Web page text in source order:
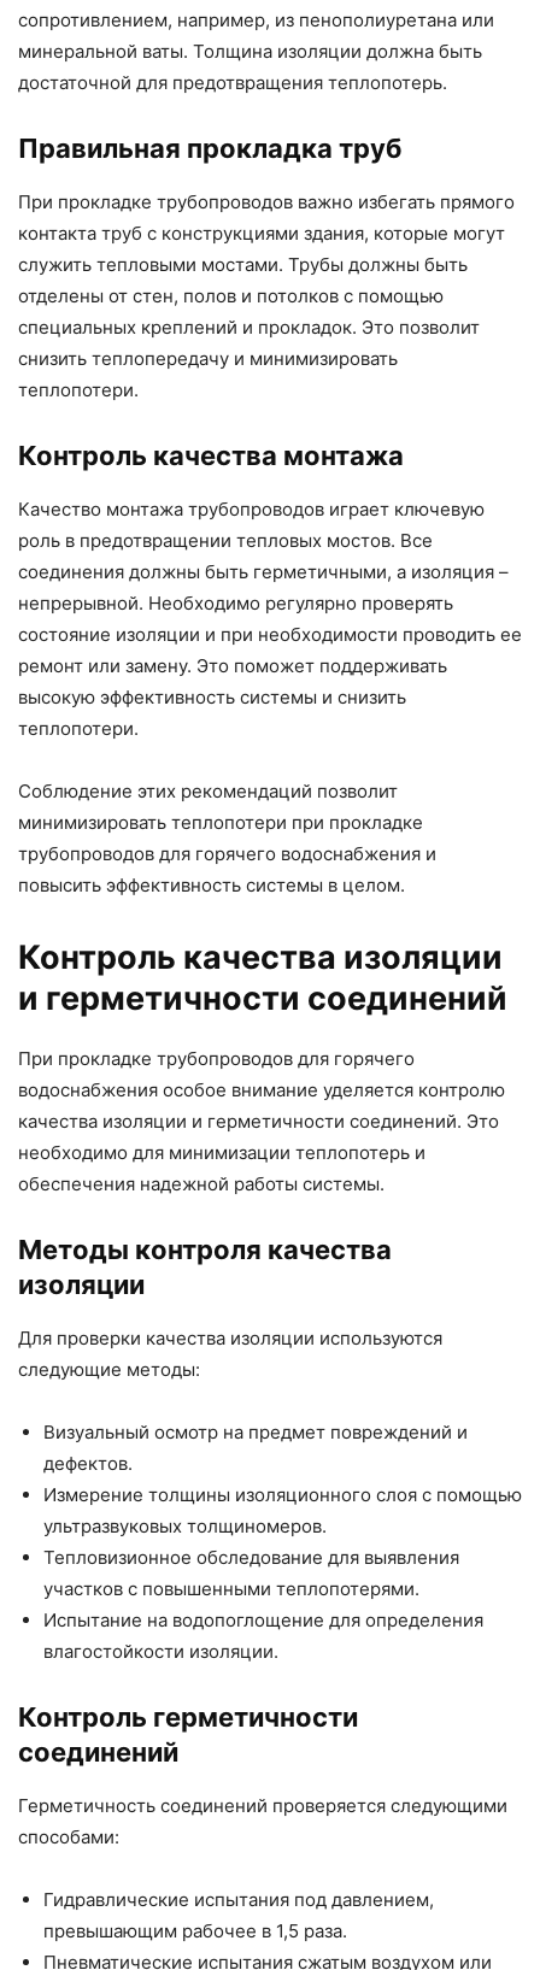
сопротивлением, например, из пенополиуретана или
минеральной ваты. Толщина изоляции должна быть
достаточной для предотвращения теплопотерь.
Правильная прокладка труб
При прокладке трубопроводов важно избегать прямого
контакта труб с конструкциями здания, которые могут
служить тепловыми мостами. Трубы должны быть
отделены от стен, полов и потолков с помощью
специальных креплений и прокладок. Это позволит
снизить теплопередачу и минимизировать
теплопотери.
Контроль качества монтажа
Качество монтажа трубопроводов играет ключевую
роль в предотвращении тепловых мостов. Все
соединения должны быть герметичными, а изоляция –
непрерывной. Необходимо регулярно проверять
состояние изоляции и при необходимости проводить ее
ремонт или замену. Это поможет поддерживать
высокую эффективность системы и снизить
теплопотери.
Соблюдение этих рекомендаций позволит
минимизировать теплопотери при прокладке
трубопроводов для горячего водоснабжения и
повысить эффективность системы в целом.
Контроль качества изоляции
и герметичности соединений
При прокладке трубопроводов для горячего
водоснабжения особое внимание уделяется контролю
качества изоляции и герметичности соединений. Это
необходимо для минимизации теплопотерь и
обеспечения надежной работы системы.
Методы контроля качества
изоляции
Для проверки качества изоляции используются
следующие методы:
Визуальный осмотр на предмет повреждений и
дефектов.
Измерение толщины изоляционного слоя с помощью
ультразвуковых толщиномеров.
Тепловизионное обследование для выявления
участков с повышенными теплопотерями.
Испытание на водопоглощение для определения
влагостойкости изоляции.
Контроль герметичности
соединений
Герметичность соединений проверяется следующими
способами:
Гидравлические испытания под давлением,
превышающим рабочее в 1,5 раза.
Пневматические испытания сжатым воздухом или